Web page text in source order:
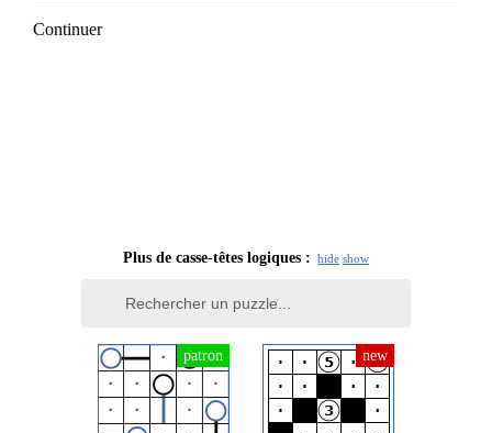
Continuer
Plus de casse-têtes logiques : hide show